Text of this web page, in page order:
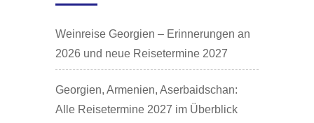
Weinreise Georgien – Erinnerungen an
2026 und neue Reisetermine 2027
Georgien, Armenien, Aserbaidschan:
Alle Reisetermine 2027 im Überblick